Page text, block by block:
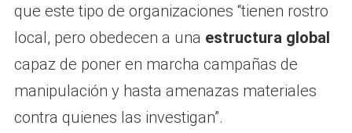
que este tipo de organizaciones “tienen rostro
local, pero obedecen a una estructura global
capaz de poner en marcha campañas de
manipulación y hasta amenazas materiales
contra quienes las investigan”.